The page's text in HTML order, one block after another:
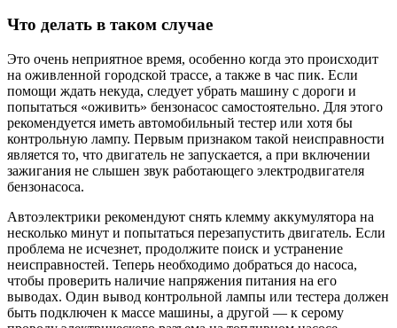
Что делать в таком случае
Это очень неприятное время, особенно когда это происходит
на оживленной городской трассе, а также в час пик. Если
помощи ждать некуда, следует убрать машину с дороги и
попытаться «оживить» бензонасос самостоятельно. Для этого
рекомендуется иметь автомобильный тестер или хотя бы
контрольную лампу. Первым признаком такой неисправности
является то, что двигатель не запускается, а при включении
зажигания не слышен звук работающего электродвигателя
бензонасоса.
Автоэлектрики рекомендуют снять клемму аккумулятора на
несколько минут и попытаться перезапустить двигатель. Если
проблема не исчезнет, ​​продолжите поиск и устранение
неисправностей. Теперь необходимо добраться до насоса,
чтобы проверить наличие напряжения питания на его
выводах. Один вывод контрольной лампы или тестера должен
быть подключен к массе машины, а другой — к серому